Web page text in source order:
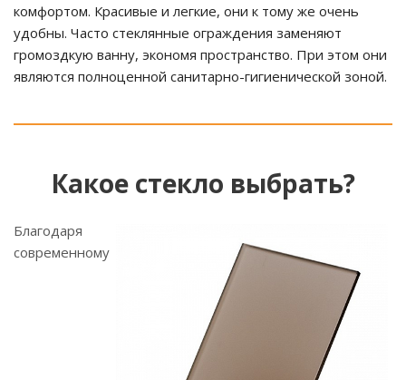
комфортом. Красивые и легкие, они к тому же очень
удобны. Часто стеклянные ограждения заменяют
громоздкую ванну, экономя пространство. При этом они
являются полноценной санитарно-гигиенической зоной.
Какое стекло выбрать?
Благодаря
современному